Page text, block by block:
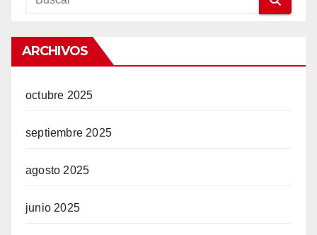
ARCHIVOS
octubre 2025
septiembre 2025
agosto 2025
junio 2025